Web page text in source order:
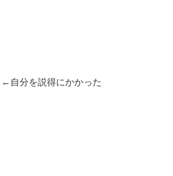
自分を説得にかかった